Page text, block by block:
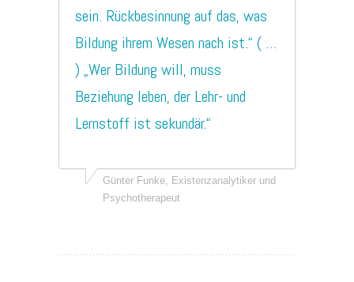
sein. Rückbesinnung auf das, was
Bildung ihrem Wesen nach ist.“ ( …
) „Wer Bildung will, muss
Beziehung leben, der Lehr- und
Lernstoff ist sekundär.“
Günter Funke, Existenzanalytiker und
Psychotherapeut